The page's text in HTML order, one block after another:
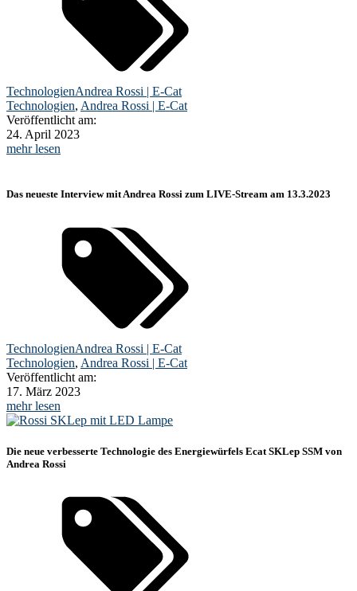
TechnologienAndrea Rossi | E-Cat
Technologien, Andrea Rossi | E-Cat
Veröffentlicht am:
24. April 2023
mehr lesen
Das neueste Interview mit Andrea Rossi zum LIVE-Stream am 13.3.2023
TechnologienAndrea Rossi | E-Cat
Technologien, Andrea Rossi | E-Cat
Veröffentlicht am:
17. März 2023
mehr lesen
Die neue verbesserte Technologie des Energiewürfels Ecat SKLep SSM von
Andrea Rossi